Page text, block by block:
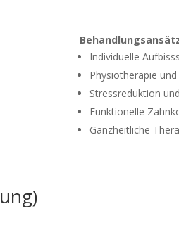
Individuelle
Physiotherapie
Stressreduktion
Funktionelle
Ganzheitliche